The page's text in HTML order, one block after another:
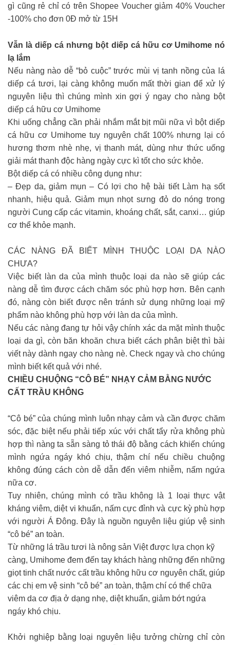
gì cũng rẻ chỉ có trên Shopee Voucher giảm 40% Voucher
-100% cho đơn 0Đ mở từ 15H
Vẫn là diếp cá nhưng bột diếp cá hữu cơ Umihome nó
lạ lắm
Nếu nàng nào dễ “bỏ cuộc” trước mùi vị tanh nồng của lá
diếp cá tươi, lại càng không muốn mất thời gian để xử lý
nguyên liệu thì chúng mình xin gợi ý ngay cho nàng bột
diếp cá hữu cơ Umihome
Khi uống chẳng cần phải nhắm mắt bịt mũi nữa vì bột diếp
cá hữu cơ Umihome tuy nguyên chất 100% nhưng lại có
hương thơm nhè nhẹ, vị thanh mát, dùng như thức uống
giải mát thanh độc hàng ngày cực kì tốt cho sức khỏe.
Bột diếp cá có nhiều công dụng như:
– Đẹp da, giảm mụn – Có lợi cho hệ bài tiết Làm hạ sốt
nhanh, hiệu quả. Giảm mụn nhọt sưng đỏ do nóng trong
người Cung cấp các vitamin, khoáng chất, sắt, canxi… giúp
cơ thể khỏe mạnh.
CÁC NÀNG ĐÃ BIẾT MÌNH THUỘC LOẠI DA NÀO
CHƯA?
Việc biết làn da của mình thuộc loại da nào sẽ giúp các
nàng dễ tìm được cách chăm sóc phù hợp hơn. Bên cạnh
đó, nàng còn biết được nên tránh sử dụng những loại mỹ
phẩm nào không phù hợp với làn da của mình.
Nếu các nàng đang tự hỏi vậy chính xác da mặt mình thuộc
loại da gì, còn băn khoăn chưa biết cách phân biệt thì bài
viết này dành ngay cho nàng nè. Check ngay và cho chúng
mình biết kết quả với nhé.
CHIỀU CHUỘNG “CÔ BÉ” NHẠY CẢM BẰNG NƯỚC
CẤT TRẦU KHÔNG
“Cô bé” của chúng mình luôn nhạy cảm và cần được chăm
sóc, đặc biệt nếu phải tiếp xúc với chất tẩy rửa không phù
hợp thì nàng ta sẵn sàng tỏ thái độ bằng cách khiến chúng
mình ngứa ngáy khó chịu, thậm chí nếu chiều chuộng
không đúng cách còn dễ dẫn đến viêm nhiễm, nấm ngứa
nữa cơ.
Tuy nhiên, chúng mình có trầu không là 1 loại thực vật
kháng viêm, diệt vi khuẩn, nấm cực đỉnh và cực kỳ phù hợp
với người Á Đông. Đây là nguồn nguyên liệu giúp vệ sinh
“cô bé” an toàn.
Từ những lá trầu tươi là nông sản Việt được lựa chọn kỹ
càng, Umihome đem đến tay khách hàng những đến những
giọt tinh chất nước cất trầu không hữu cơ nguyên chất, giúp
các chị em vệ sinh “cô bé” an toàn, thậm chí có thể chữa
viêm da cơ địa ở dạng nhẹ, diệt khuẩn, giảm bớt ngứa
ngáy khó chịu.
Khởi nghiệp bằng loại nguyên liệu tưởng chừng chỉ còn